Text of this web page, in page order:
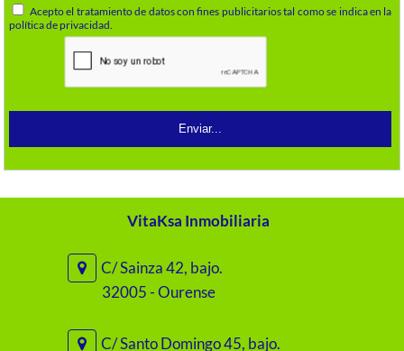
Acepto el tratamiento de datos con fines publicitarios tal como se indica en la
política de privacidad.
VitaKsa Inmobiliaria
C/ Sainza 42, bajo.
32005 - Ourense
C/ Santo Domingo 45, bajo.